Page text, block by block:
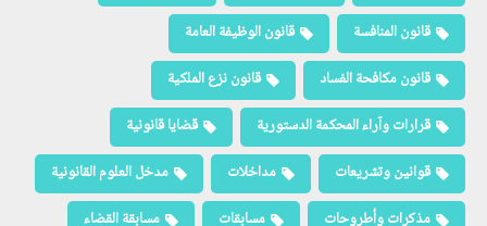
قانون المنافسة
قانون الوظيفة العامة
قانون مكافحة الفساد
قانون نزع الملكية
قرارات وآراء المحكمة الدستورية
قضايا قانونية
قوانين وتشريعات
مداخلات
مدخل العلوم القانونية
مذكرات وأطروحات
مسابقات
مسابقة القضاء